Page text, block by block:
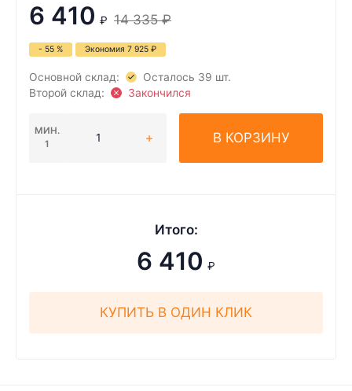
6 410 ₽ 14 335 ₽
- 55 % Экономия 7 925 ₽
Основной склад:
Осталось 39 шт.
Второй склад:
Закончился
МИН.
1
В КОРЗИНУ
Итого:
6 410 ₽
КУПИТЬ В ОДИН КЛИК